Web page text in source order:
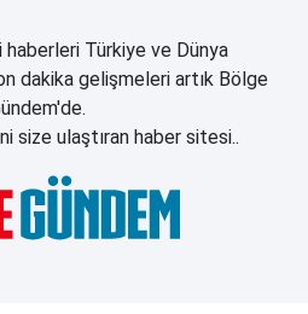
haberleri Türkiye ve Dünya
dakika gelişmeleri artık Bölge
size ulaştıran haber sitesi..